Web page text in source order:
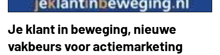
Je klant in beweging, nieuwe
vakbeurs voor actiemarketing